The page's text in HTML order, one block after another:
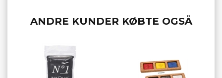
ANDRE KUNDER KØBTE OGSÅ